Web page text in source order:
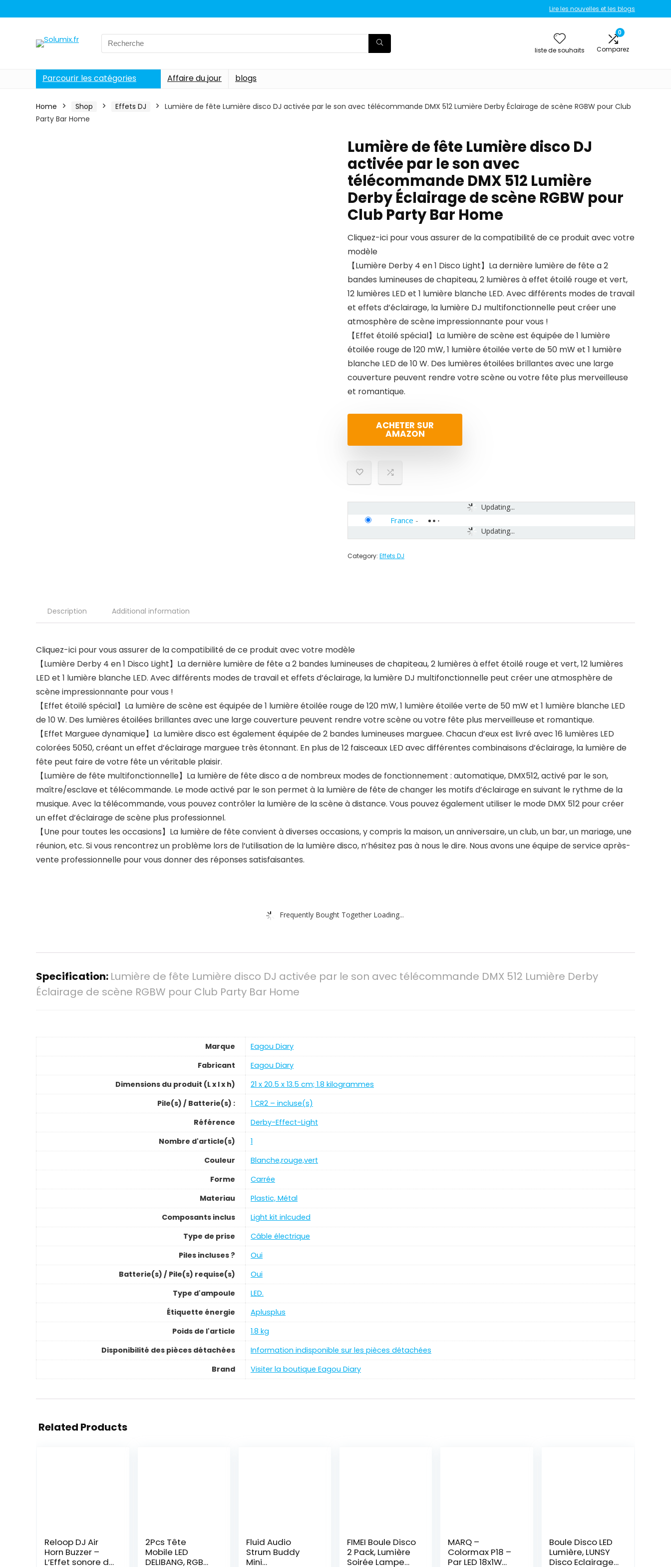
Lire les nouvelles et les blogs
Search
for:
liste de souhaits
0
Comparez
Parcourir les catégories Affaire du jour blogs
Home Shop Effets DJ
Lumière de fête Lumière disco DJ activée par le son avec télécommande DMX 512 Lumière Derby Éclairage de scène RGBW pour Club
Party Bar Home
Lumière de fête Lumière disco DJ
activée par le son avec
télécommande DMX 512 Lumière
Derby Éclairage de scène RGBW pour
Club Party Bar Home
Cliquez-ici pour vous assurer de la compatibilité de ce produit avec votre
modèle
【Lumière Derby 4 en 1 Disco Light】La dernière lumière de fête a 2
bandes lumineuses de chapiteau, 2 lumières à effet étoilé rouge et vert,
12 lumières LED et 1 lumière blanche LED. Avec différents modes de travail
et effets d’éclairage, la lumière DJ multifonctionnelle peut créer une
atmosphère de scène impressionnante pour vous !
【Effet étoilé spécial】La lumière de scène est équipée de 1 lumière
étoilée rouge de 120 mW, 1 lumière étoilée verte de 50 mW et 1 lumière
blanche LED de 10 W. Des lumières étoilées brillantes avec une large
couverture peuvent rendre votre scène ou votre fête plus merveilleuse
et romantique.
ACHETER SUR
AMAZON
Updating...
Updating...
France -
Category: Effets DJ
Description Additional information
Cliquez-ici pour vous assurer de la compatibilité de ce produit avec votre modèle
【Lumière Derby 4 en 1 Disco Light】La dernière lumière de fête a 2 bandes lumineuses de chapiteau, 2 lumières à effet étoilé rouge et vert, 12 lumières
LED et 1 lumière blanche LED. Avec différents modes de travail et effets d’éclairage, la lumière DJ multifonctionnelle peut créer une atmosphère de
scène impressionnante pour vous !
【Effet étoilé spécial】La lumière de scène est équipée de 1 lumière étoilée rouge de 120 mW, 1 lumière étoilée verte de 50 mW et 1 lumière blanche LED
de 10 W. Des lumières étoilées brillantes avec une large couverture peuvent rendre votre scène ou votre fête plus merveilleuse et romantique.
【Effet Marguee dynamique】La lumière disco est également équipée de 2 bandes lumineuses marguee. Chacun d’eux est livré avec 16 lumières LED
colorées 5050, créant un effet d’éclairage marguee très étonnant. En plus de 12 faisceaux LED avec différentes combinaisons d’éclairage, la lumière de
fête peut faire de votre fête un véritable plaisir.
【Lumière de fête multifonctionnelle】La lumière de fête disco a de nombreux modes de fonctionnement : automatique, DMX512, activé par le son,
maître/esclave et télécommande. Le mode activé par le son permet à la lumière de fête de changer les motifs d’éclairage en suivant le rythme de la
musique. Avec la télécommande, vous pouvez contrôler la lumière de la scène à distance. Vous pouvez également utiliser le mode DMX 512 pour créer
un effet d’éclairage de scène plus professionnel.
【Une pour toutes les occasions】La lumière de fête convient à diverses occasions, y compris la maison, un anniversaire, un club, un bar, un mariage, une
réunion, etc. Si vous rencontrez un problème lors de l’utilisation de la lumière disco, n’hésitez pas à nous le dire. Nous avons une équipe de service après-
vente professionnelle pour vous donner des réponses satisfaisantes.
Frequently Bought Together Loading...
Specification: Lumière de fête Lumière disco DJ activée par le son avec télécommande DMX 512 Lumière Derby
Éclairage de scène RGBW pour Club Party Bar Home
Marque
‎Eagou Diary
Fabricant
‎Eagou Diary
Dimensions du produit (L x l x h)
‎21 x 20.5 x 13.5 cm; 1.8 kilogrammes
Pile(s) / Batterie(s) :
‎1 CR2 – incluse(s)
Référence
‎Derby-Effect-Light
Nombre d'article(s)
‎1
Couleur
‎Blanche,rouge,vert
Forme
‎Carrée
Materiau
‎Plastic, Métal
Composants inclus
‎Light kit inlcuded
Type de prise
‎Câble électrique
Piles incluses ?
‎Oui
Batterie(s) / Pile(s) requise(s)
‎Oui
Type d'ampoule
‎LED.
Étiquette énergie
‎Aplusplus
Poids de l'article
‎1.8 kg
Disponibilité des pièces détachées
‎Information indisponible sur les pièces détachées
Brand
Visiter la boutique Eagou Diary
Related Products
Reloop DJ Air
Horn Buzzer –
L’Effet sonore de
2Pcs Tête
Mobile LED
DELIBANG, RGBW
Fluid Audio
Strum Buddy
Mini
FIMEI Boule Disco
2 Pack, Lumière
Soirée Lampe
MARQ –
Colormax P18 –
Par LED 18x1W
Boule Disco LED
Lumière, LUNSY
Disco Eclairage